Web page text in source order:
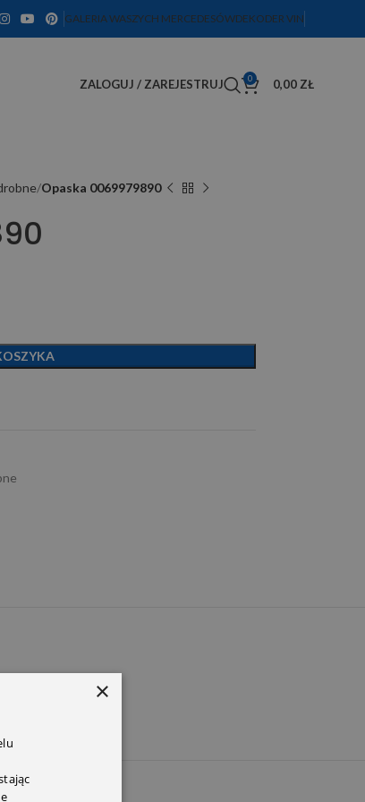
GALERIA WASZYCH MERCEDESÓWDEKODER VIN
ZALOGUJ / ZAREJESTRUJ 0 0,00 ZŁ
Opaska 0069979890
×